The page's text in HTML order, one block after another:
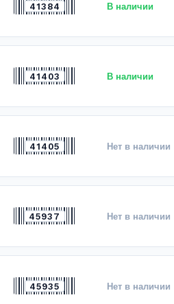
41384 В наличии
41403 В наличии
41405 Нет в наличии
45937 Нет в наличии
45935 Нет в наличии